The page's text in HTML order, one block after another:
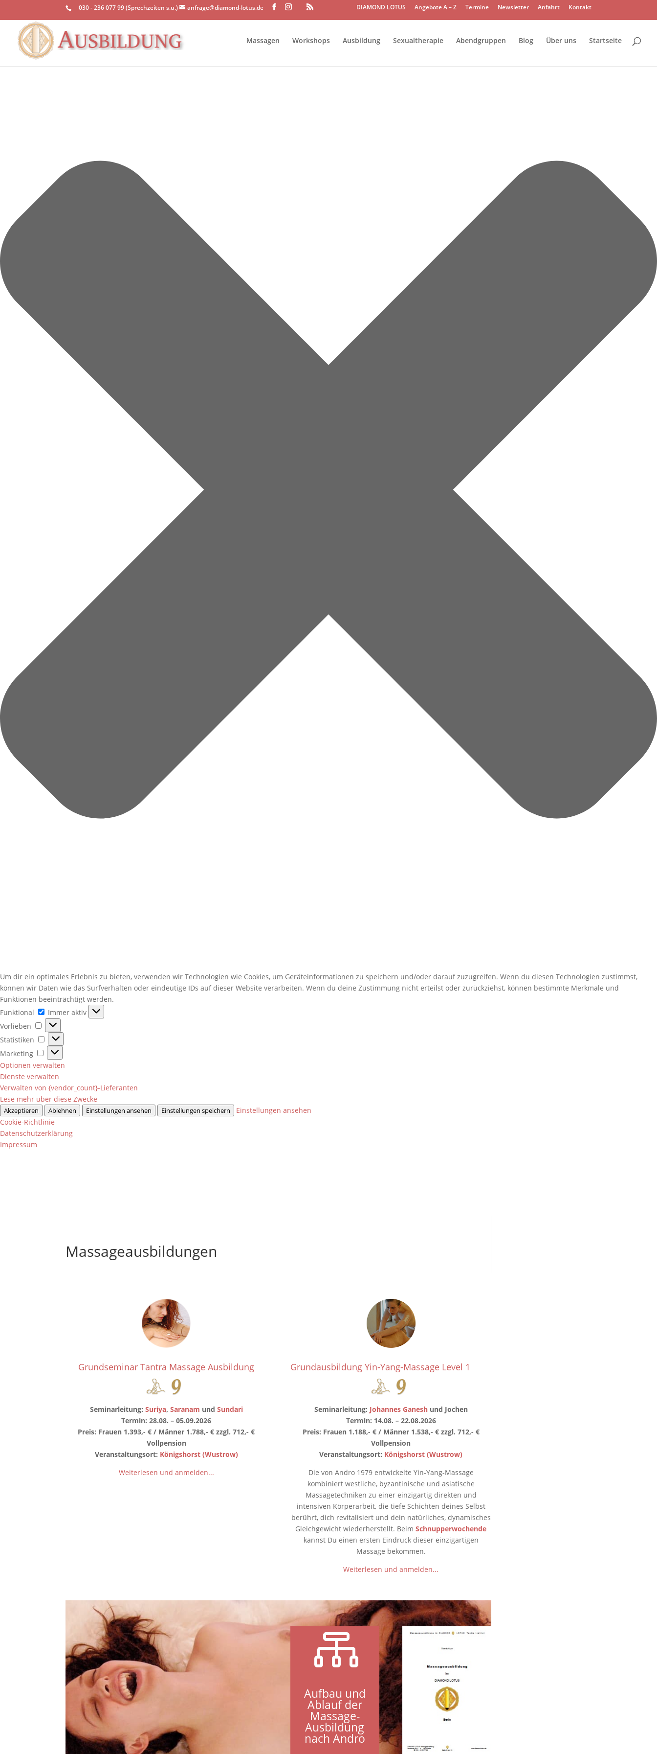
Einwilligung verwalten
Um dir ein optimales Erlebnis zu bieten, verwenden wir Technologien wie Cookies, um Geräteinformationen zu speichern und/oder darauf zuzugreifen. Wenn du diesen Technologien zustimmst,
können wir Daten wie das Surfverhalten oder eindeutige IDs auf dieser Website verarbeiten. Wenn du deine Zustimmung nicht erteilst oder zurückziehst, können bestimmte Merkmale und
Funktionen beeinträchtigt werden.
Funktional
Funktional
Immer aktiv
Vorlieben
Vorlieben
Statistiken
Statistiken
Marketing
Marketing
Optionen verwalten
Dienste verwalten
Verwalten von {vendor_count}-Lieferanten
Lese mehr über diese Zwecke
Akzeptieren Ablehnen Einstellungen ansehen Einstellungen speichern
Einstellungen ansehen
Cookie-Richtlinie
Datenschutzerklärung
Impressum
030 - 236 077 99 (Sprechzeiten s.u.) anfrage@diamond-lotus.de DIAMOND LOTUS Angebote A – Z Termine Newsletter Anfahrt Kontakt
Massagen Workshops Ausbildung Sexualtherapie Abendgruppen Blog Über uns Startseite
Massageausbildungen
Grundseminar Tantra Massage Ausbildung
Seminarleitung: Suriya, Saranam und Sundari
Termin: 28.08. – 05.09.2026
Preis: Frauen 1.393,- € / Männer 1.788,- € zzgl. 712,- €
Vollpension
Veranstaltungsort: Königshorst (Wustrow)
Weiterlesen und anmelden...
Grundausbildung Yin-Yang-Massage Level 1
Seminarleitung: Johannes Ganeshund Jochen
Termin: 14.08. – 22.08.2026
Preis: Frauen 1.188,- € / Männer 1.538,- € zzgl. 712,- €
Vollpension
Veranstaltungsort: Königshorst (Wustrow)
Die von Andro 1979 entwickelte Yin-Yang-Massage
kombiniert westliche, byzantinische und asiatische
Massagetechniken zu einer einzigartig direkten und
intensiven Körperarbeit, die tiefe Schichten deines Selbst
berührt, dich revitalisiert und dein natürliches, dynamisches
Gleichgewicht wiederherstellt. BeimSchnupperwochende
kannst Du einen ersten Eindruck dieser einzigartigen
Massage bekommen.
Weiterlesen und anmelden...

Aufbau und
Ablauf der
Massage-
Ausbildung
nach Andro